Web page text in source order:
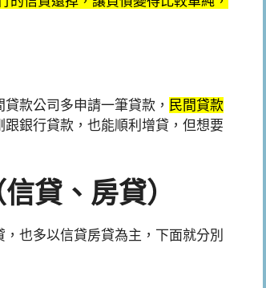
款公司多申請一筆貸款， 民間貸款
跟銀行貸款，也能順利增貸，但想要
信貸、房貸）
也多以信貸房貸為主，下面就分別